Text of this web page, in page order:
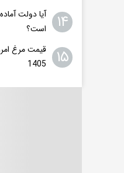
۱۴
آیا دولت
است؟
۱۵
1405